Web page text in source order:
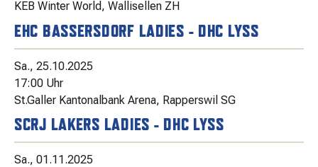
SPONSOREN
KONTAKT
KEB Winter World, Wallisellen ZH
EHC BASSERSDORF LADIES - DHC LYSS
Sa., 25.10.2025
17:00 Uhr
St.Galler Kantonalbank Arena, Rapperswil SG
SCRJ LAKERS LADIES - DHC LYSS
Sa., 01.11.2025